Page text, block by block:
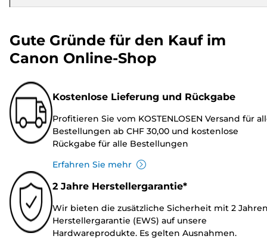
Gute Gründe für den Kauf im
Canon Online-Shop
Kostenlose Lieferung und Rückgabe
Profitieren Sie vom KOSTENLOSEN Versand für
Bestellungen ab CHF 30,00 und kostenlose
Rückgabe für alle Bestellungen
Erfahren Sie mehr
2 Jahre Herstellergarantie*
Wir bieten die zusätzliche Sicherheit mit 2
Herstellergarantie (EWS) auf unsere
Hardwareprodukte. Es gelten Ausnahmen.